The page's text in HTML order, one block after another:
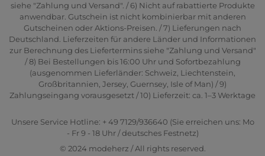
siehe "Zahlung und Versand". / 6) Nicht auf rabattierte Produkte
anwendbar. Gutschein ist nicht kombinierbar mit anderen
Gutscheinen oder Aktions-Preisen. / 7) Lieferungen nach
Deutschland. Lieferzeiten für andere Länder und Informationen
zur Berechnung des Liefertermins siehe "Zahlung und Versand"
/ 8) Bei Bestellungen bis 16:00 Uhr und Sofortbezahlung
(ausgenommen Lieferländer: Schweiz, Liechtenstein,
Großbritannien, Jersey, Guernsey, Isle of Man) / 9)
Zahlungseingang vorausgesetzt / 10) Lieferzeit: ca. 1–3 Werktage
Unsere Service Hotline: + 49 7129/936640 (Sie erreichen uns: Mo
- Fr 9 - 18 Uhr / deutsches Festnetz)
© 2024 modeherz / All rights reserved.